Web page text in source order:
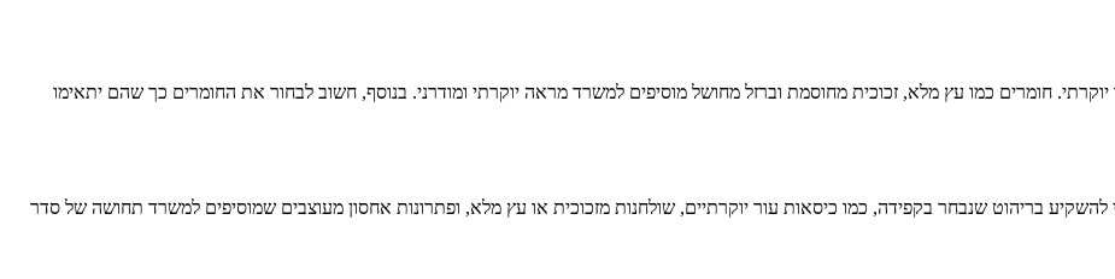
. חומרים כמו עץ מלא, זכוכית מחוסמת וברזל מחושל מוסיפים למשרד מראה יוקרתי ומודרני. בנוסף, חשוב לבחור את החומרים כך שהם יתאימו
בריהוט שנבחר בקפידה, כמו כיסאות עור יוקרתיים, שולחנות מזכוכית או עץ מלא, ופתרונות אחסון מעוצבים שמוסיפים למשרד תחושה של סדר